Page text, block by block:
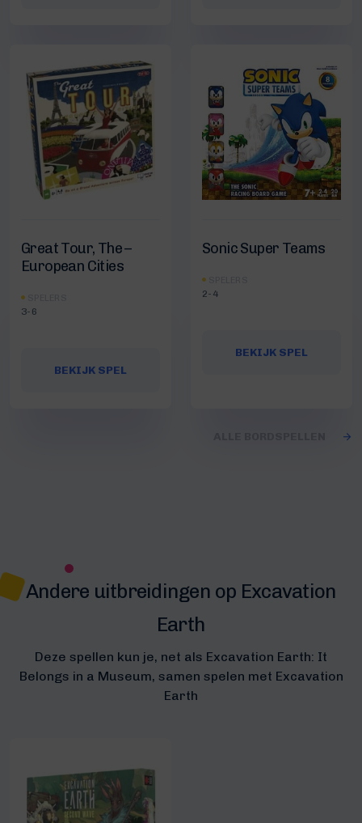
Great Tour, The –
European Cities
3-6
BEKIJK SPEL
Sonic Super Teams
2-4
BEKIJK SPEL
Andere uitbreidingen op Excavation
Earth
Deze spellen kun je, net als Excavation Earth: It
Belongs in a Museum, samen spelen met Excavation
Earth